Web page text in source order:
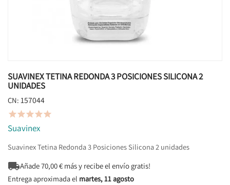
SUAVINEX TETINA REDONDA 3 POSICIONES SILICONA 2
UNIDADES
CN: 157044

Suavinex
Suavinex Tetina Redonda 3 Posiciones Silicona 2 unidades
Añade70,00€ más y recibe el envío gratis!
Entrega aproximada el martes, 11 agosto